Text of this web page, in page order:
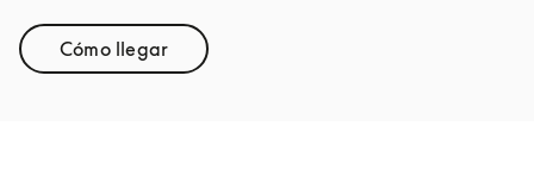
Cómo llegarLink Opens in New Tab